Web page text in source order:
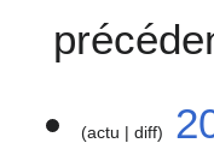
0
actu diff